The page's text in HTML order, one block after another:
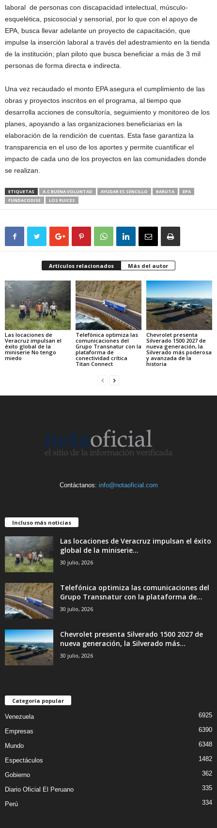
laboral de personas con discapacidad intelectual, músculo-
esquelética, psicosocial y sensorial, por lo que con el apoyo de
EPA, busca llevar adelante un proyecto de capacitación, que
impulse la inserción laboral a través del adestramiento en la tienda
de la institución; plan piloto que busca beneficiar a más de 3 mil
personas de forma directa e indirecta.
Una vez recaudado el monto EPA asegura el cumplimiento de las
obras y proyectos inscritos en el programa, al tiempo que
desarrolla acciones de consultoría, seguimiento y monitoreo de los
planes, apoyando a las organizaciones beneficiarias en la
elaboración de la rendición de cuentas. Esta fase garantiza la
transparencia en el uso de los aportes y permite cuantificar el
impacto de cada uno de los proyectos en las comunidades donde
se realizan.
ETIQUETAS A.C BUENA VOLUNTAD AYUDAR ES SENCILLO BARUTA
EPA
FUNDACODISE
LOS RUICES
Artículos relacionados Más del autor
Las locaciones de
Veracruz impulsan el
éxito global de la
miniserie No tengo
miedo
Telefónica optimiza las
comunicaciones del
Grupo Transnatur con la
plataforma de
conectividad crítica
Titan Connect
Chevrolet presenta
Silverado 1500 2027 de
nueva generación, la
Silverado más poderosa
y avanzada de la
historia
Contáctanos: info@notaoficial.com
Incluso más noticias
Las locaciones de Veracruz impulsan el éxito
global de la miniserie...
30 julio, 2026
Telefónica optimiza las comunicaciones del
Grupo Transnatur con la plataforma de...
30 julio, 2026
Chevrolet presenta Silverado 1500 2027 de
nueva generación, la Silverado más...
30 julio, 2026
Categoría popular
Venezuela 6925
Empresas 6390
Mundo 6348
Espectáculos 1482
Gobierno 362
Diario Oficial El Peruano 335
Perú 334